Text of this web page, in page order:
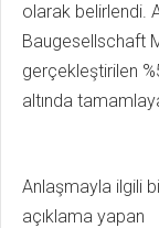
olarak belirlendi.
Baugesellschaft
gerçekleştirilen
altında
Anlaşmayla ilgili
açıklama yapan